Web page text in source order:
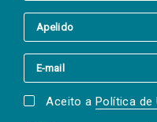
Aceito a Política de